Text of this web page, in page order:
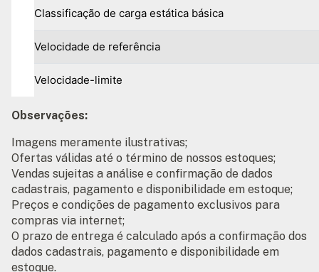
Classificação de carga estática básica
Velocidade de referência
Velocidade-limite
Observações:
Imagens meramente ilustrativas;
Ofertas válidas até o término de nossos estoques;
Vendas sujeitas a análise e confirmação de dados
cadastrais, pagamento e disponibilidade em estoque;
Preços e condições de pagamento exclusivos para
compras via internet;
O prazo de entrega é calculado após a confirmação dos
dados cadastrais, pagamento e disponibilidade em
estoque.